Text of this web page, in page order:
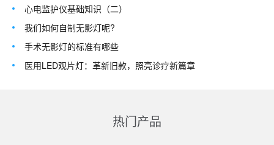
心电监护仪基础知识（二）
我们如何自制无影灯呢?
手术无影灯的标准有哪些
医用LED观片灯：革新旧款，照亮诊疗新篇章
热门产品